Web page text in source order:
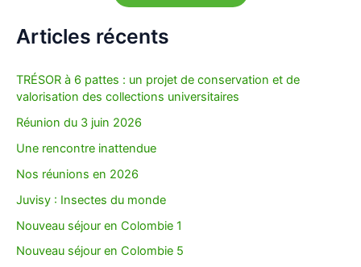
c
e
:
Articles récents
TRÉSOR à 6 pattes : un projet de conservation et de
valorisation des collections universitaires
Réunion du 3 juin 2026
Une rencontre inattendue
Nos réunions en 2026
Juvisy : Insectes du monde
Nouveau séjour en Colombie 1
Nouveau séjour en Colombie 5